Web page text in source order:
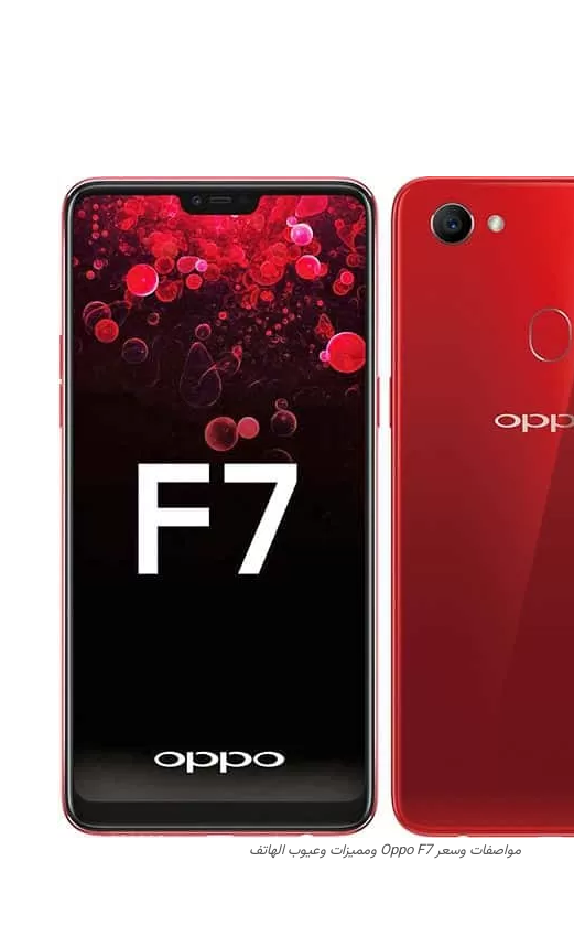
مواصفات وسعر Oppo F7 ومميزات وعيوب الهاتف